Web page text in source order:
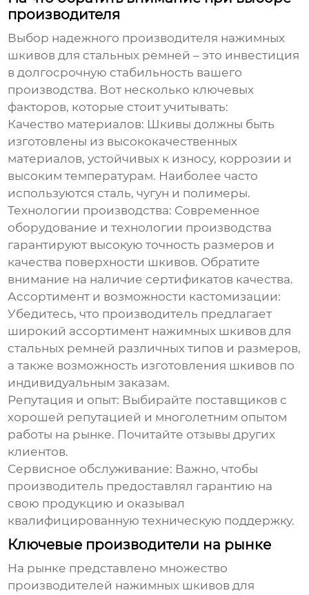
производителя
Выбор надежного производителя нажимных
шкивов для стальных ремней – это инвестиция
в долгосрочную стабильность вашего
производства. Вот несколько ключевых
факторов, которые стоит учитывать:
Качество материалов: Шкивы должны быть
изготовлены из высококачественных
материалов, устойчивых к износу, коррозии и
высоким температурам. Наиболее часто
используются сталь, чугун и полимеры.
Технологии производства: Современное
оборудование и технологии производства
гарантируют высокую точность размеров и
качества поверхности шкивов. Обратите
внимание на наличие сертификатов качества.
Ассортимент и возможности кастомизации:
Убедитесь, что производитель предлагает
широкий ассортимент нажимных шкивов для
стальных ремней различных типов и размеров,
а также возможность изготовления шкивов по
индивидуальным заказам.
Репутация и опыт: Выбирайте поставщиков с
хорошей репутацией и многолетним опытом
работы на рынке. Почитайте отзывы других
клиентов.
Сервисное обслуживание: Важно, чтобы
производитель предоставлял гарантию на
свою продукцию и оказывал
квалифицированную техническую поддержку.
Ключевые производители на рынке
На рынке представлено множество
производителей нажимных шкивов для